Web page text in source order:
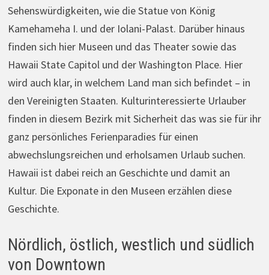
Sehenswürdigkeiten, wie die Statue von König
Kamehameha I. und der Iolani-Palast. Darüber hinaus
finden sich hier Museen und das Theater sowie das
Hawaii State Capitol und der Washington Place. Hier
wird auch klar, in welchem Land man sich befindet – in
den Vereinigten Staaten. Kulturinteressierte Urlauber
finden in diesem Bezirk mit Sicherheit das was sie für ihr
ganz persönliches Ferienparadies für einen
abwechslungsreichen und erholsamen Urlaub suchen.
Hawaii ist dabei reich an Geschichte und damit an
Kultur. Die Exponate in den Museen erzählen diese
Geschichte.
Nördlich, östlich, westlich und südlich
von Downtown